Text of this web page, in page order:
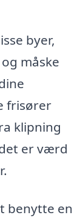
byer,
måske
frisører
klipning
er værd
benytte en